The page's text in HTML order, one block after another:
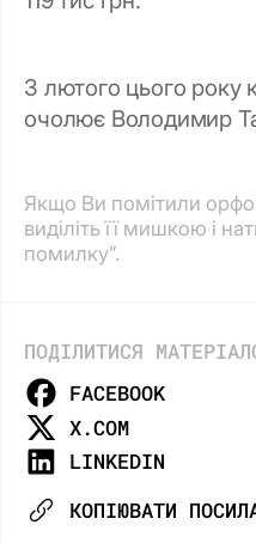
З лютого цього року
очолює Володимир
Якщо Ви помітили
виділіть її мишкою і
помилку”.
ПОДІЛИТИСЯ
FACEBOOK
X.COM
LINKEDIN
КОПІЮВАТИ